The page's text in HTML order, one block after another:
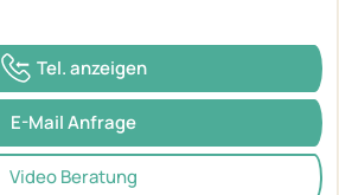
Tel. anzeigen
E-Mail Anfrage
Video Beratung